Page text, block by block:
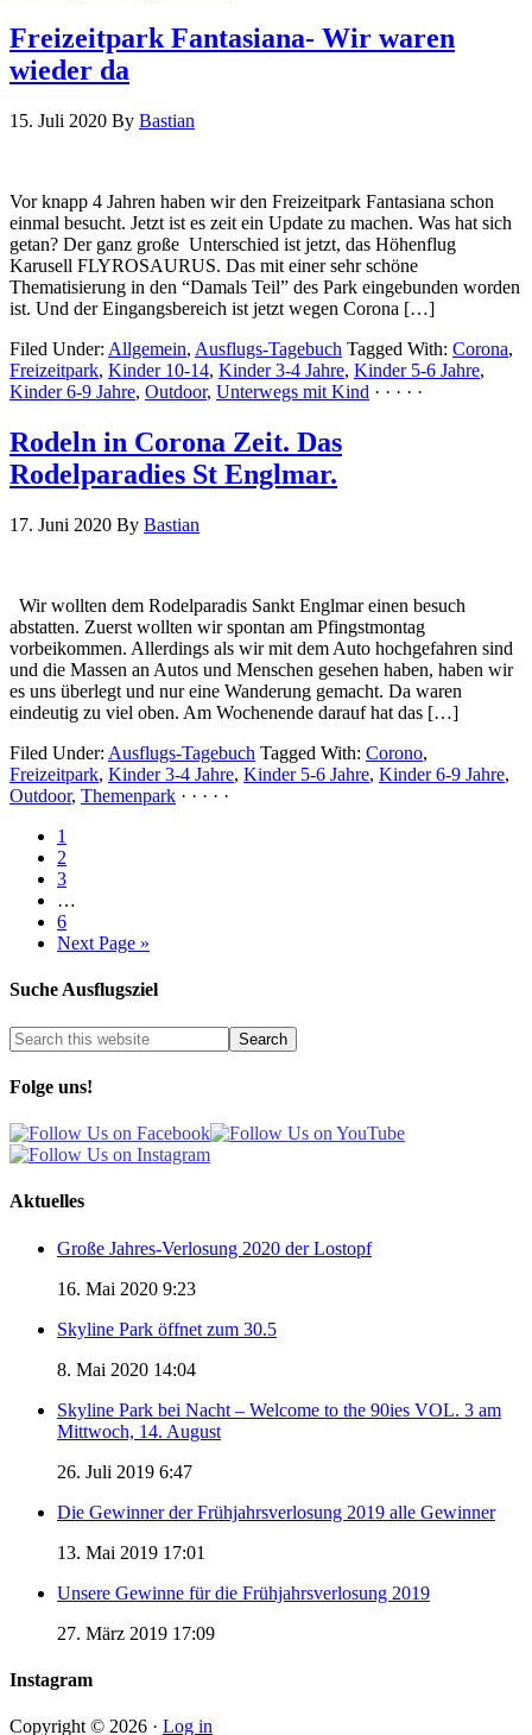
Freizeitpark Fantasiana- Wir waren
wieder da
15. Juli 2020 By Bastian
Vor knapp 4 Jahren haben wir den Freizeitpark Fantasiana schon
einmal besucht. Jetzt ist es zeit ein Update zu machen. Was hat sich
getan? Der ganz große Unterschied ist jetzt, das Höhenflug
Karusell FLYROSAURUS. Das mit einer sehr schöne
Thematisierung in den “Damals Teil” des Park eingebunden worden
ist. Und der Eingangsbereich ist jetzt wegen Corona […]
Filed Under: Allgemein, Ausflugs-Tagebuch Tagged With: Corona,
Freizeitpark, Kinder 10-14, Kinder 3-4 Jahre, Kinder 5-6 Jahre,
Kinder 6-9 Jahre, Outdoor, Unterwegs mit Kind · · · · ·
Rodeln in Corona Zeit. Das
Rodelparadies St Englmar.
17. Juni 2020 By Bastian
Wir wollten dem Rodelparadis Sankt Englmar einen besuch
abstatten. Zuerst wollten wir spontan am Pfingstmontag
vorbeikommen. Allerdings als wir mit dem Auto hochgefahren sind
und die Massen an Autos und Menschen gesehen haben, haben wir
es uns überlegt und nur eine Wanderung gemacht. Da waren
eindeutig zu viel oben. Am Wochenende darauf hat das […]
Filed Under: Ausflugs-Tagebuch Tagged With: Corono,
Freizeitpark, Kinder 3-4 Jahre, Kinder 5-6 Jahre, Kinder 6-9 Jahre,
Outdoor, Themenpark · · · · ·
1
2
3
…
6
Next Page »
Suche Ausflugsziel
Folge uns!
Aktuelles
Große Jahres-Verlosung 2020 der Lostopf
16. Mai 2020 9:23
Skyline Park öffnet zum 30.5
8. Mai 2020 14:04
Skyline Park bei Nacht – Welcome to the 90ies VOL. 3 am
Mittwoch, 14. August
26. Juli 2019 6:47
Die Gewinner der Frühjahrsverlosung 2019 alle Gewinner
13. Mai 2019 17:01
Unsere Gewinne für die Frühjahrsverlosung 2019
27. März 2019 17:09
Instagram
Copyright © 2026 · Log in